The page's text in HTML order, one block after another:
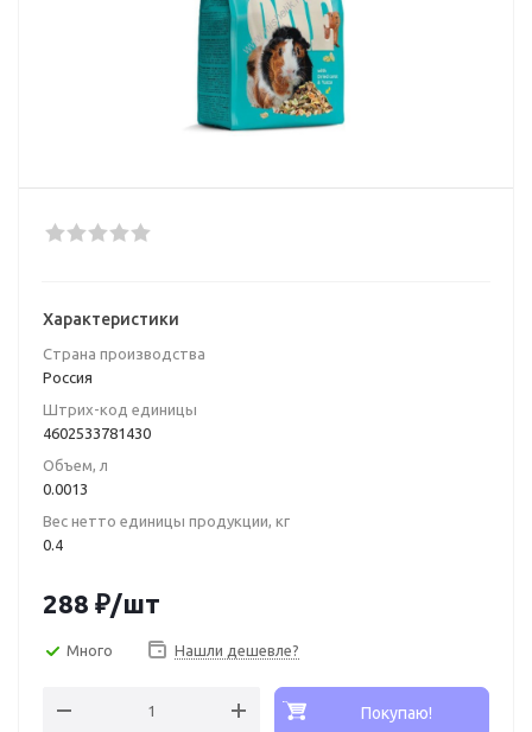
Характеристики
Страна производства
Poccия
Штрих-код единицы
4602533781430
Объем, л
0.0013
Вес нетто единицы продукции, кг
0.4
288 ₽/шт
Много Нашли дешевле?
Покупаю!